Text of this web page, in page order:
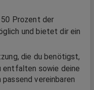
Prozent der
und bietet dir ein
die du benötigst,
entfalten sowie deine
vereinbaren